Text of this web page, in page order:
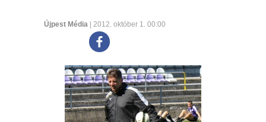
Újpest Média | 2012. október 1. 00:00